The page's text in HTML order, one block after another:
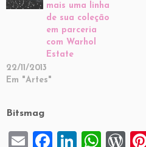
mais uma linha
de sua coleção
em parceria
com Warhol
Estate
22/11/2013
Em "Artes"
Bitsmag
E F Li W W